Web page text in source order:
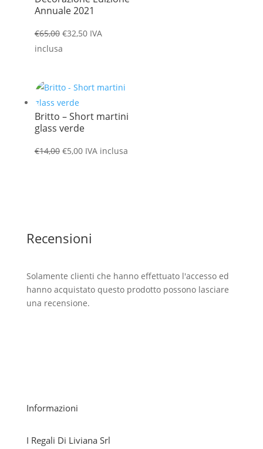
Annuale 2021
€65,00 Il
prezzo
€65,00.
€32,50Il
€32,50.
IVA
inclusa
Britto – Short martini
glass verde
€14,00 Il
€5,00IlIVA inclusa
Recensioni
Solamente clienti che hanno effettuato l'accesso ed
hanno acquistato questo prodotto possono lasciare
una recensione.
Informazioni
I Regali Di Liviana Srl